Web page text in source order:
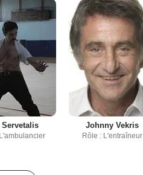
Johnny Vekris
Rôle : L'entraîneur